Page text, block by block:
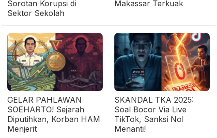
Sorotan Korupsi di
Sektor Sekolah
Makassar Terkuak
GELAR PAHLAWAN
SOEHARTO! Sejarah
Diputihkan, Korban HAM
Menjerit
SKANDAL TKA 2025:
Soal Bocor Via Live
TikTok, Sanksi Nol
Menanti!